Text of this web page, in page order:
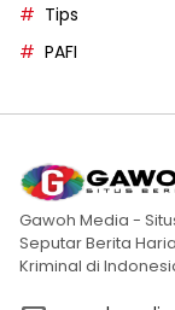
Tips
PAFI
Gawoh Media -
Seputar Berita
Kriminal di